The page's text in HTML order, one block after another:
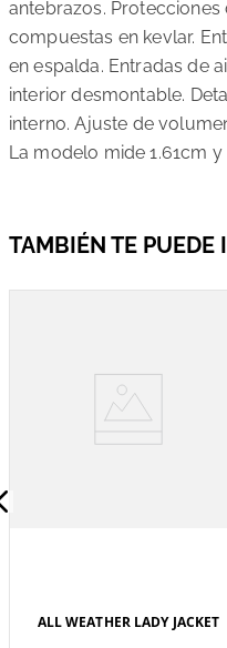
antebrazos.
compuestas en kevlar.
en espalda. Entradas de
interior desmontable.
interno. Ajuste de
La modelo mide 1.61cm y
ALL WEATHER LADY JACKET